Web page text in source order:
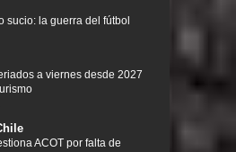
sucio: la guerra del fútbol
a viernes desde 2027
ACOT por falta de